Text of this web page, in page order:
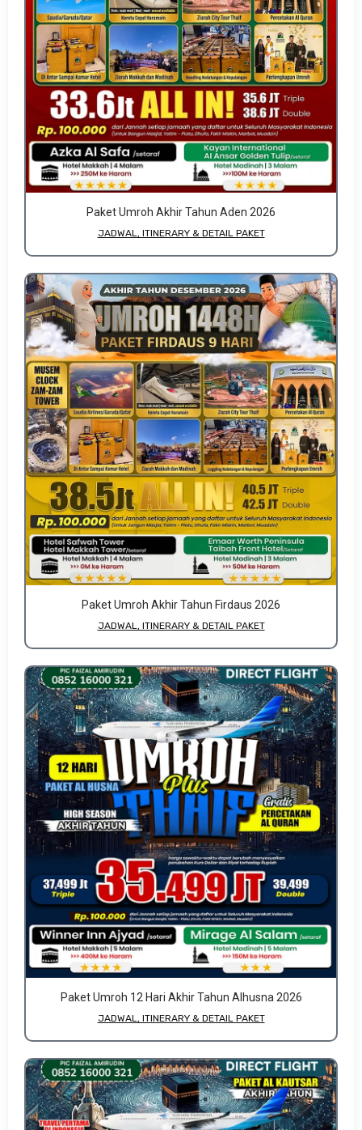
Paket Umroh Akhir Tahun Aden 2026
JADWAL, ITINERARY & DETAIL PAKET
Paket Umroh Akhir Tahun Firdaus 2026
JADWAL, ITINERARY & DETAIL PAKET
Paket Umroh 12 Hari Akhir Tahun Alhusna 2026
JADWAL, ITINERARY & DETAIL PAKET